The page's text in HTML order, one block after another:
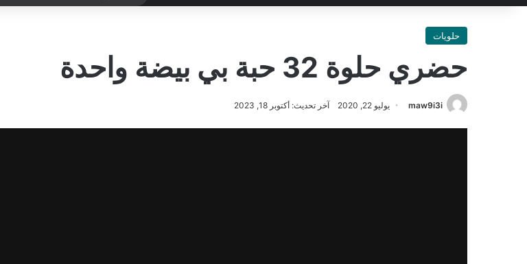
حلويات
حضري حلوة 32 حبة بي بيضة واحدة
maw9i3i يوليو 22, 2020 آخر تحديث: أكتوبر 18, 2023